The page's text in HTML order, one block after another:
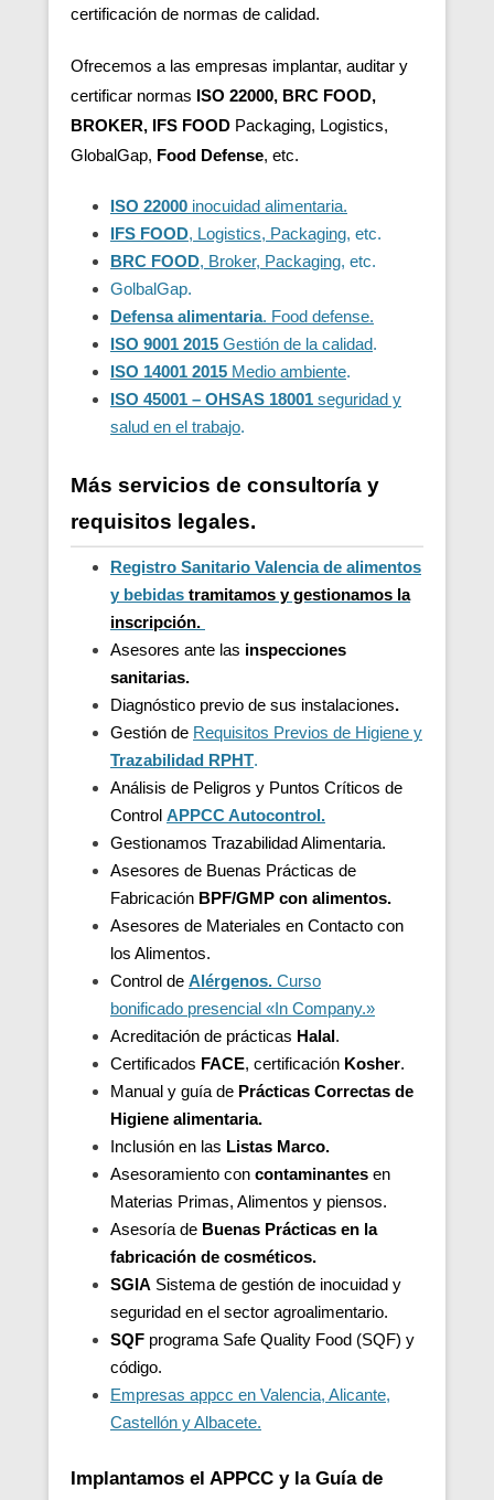
certificación de normas de calidad.
Ofrecemos a las empresas implantar, auditar y
certificar normas ISO 22000, BRC FOOD,
BROKER, IFS FOOD Packaging, Logistics,
GlobalGap, Food Defense, etc.
ISO 22000 inocuidad alimentaria.
IFS FOOD, Logistics, Packaging, etc.
BRC FOOD, Broker, Packaging, etc.
GolbalGap.
Defensa alimentaria. Food defense.
ISO 9001 2015 Gestión de la calidad.
ISO 14001 2015 Medio ambiente.
ISO 45001 – OHSAS 18001 seguridad y
salud en el trabajo.
Más servicios de consultoría y
requisitos legales.
Registro Sanitario Valencia de alimentos
y bebidas tramitamos y gestionamos la
inscripción.
Asesores ante las inspecciones
sanitarias.
Diagnóstico previo de sus instalaciones.
Gestión de Requisitos Previos de Higiene y
Trazabilidad RPHT.
Análisis de Peligros y Puntos Críticos de
Control APPCC Autocontrol.
Gestionamos Trazabilidad Alimentaria.
Asesores de Buenas Prácticas de
Fabricación BPF/GMP con alimentos.
Asesores de Materiales en Contacto con
los Alimentos.
Control de Alérgenos. Curso
bonificado presencial «In Company.»
Acreditación de prácticas Halal.
Certificados FACE, certificación Kosher.
Manual y guía de Prácticas Correctas de
Higiene alimentaria.
Inclusión en las Listas Marco.
Asesoramiento con contaminantes en
Materias Primas, Alimentos y piensos.
Asesoría de Buenas Prácticas en la
fabricación de cosméticos.
SGIA Sistema de gestión de inocuidad y
seguridad en el sector agroalimentario.
SQF programa Safe Quality Food (SQF) y
código.
Empresas appcc en Valencia, Alicante,
Castellón y Albacete.
Implantamos el APPCC y la Guía de